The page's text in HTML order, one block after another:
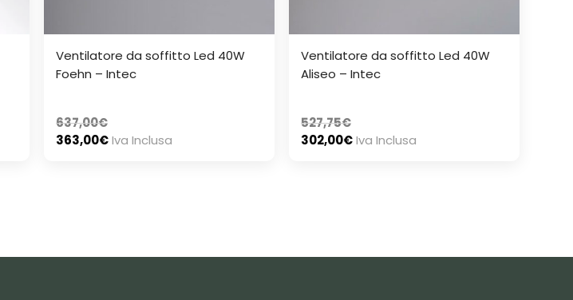
Ventilatore da soffitto Led 40W
Foehn – Intec
637,00€
363,00€Iva Inclusa
Ventilatore da soffitto Led 40W
Aliseo – Intec
527,75€
302,00€Iva Inclusa